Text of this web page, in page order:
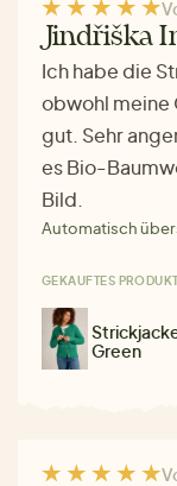
Jindřiška
Ich habe die
obwohl meine
gut. Sehr
es Bio-
Bild.
Automatisch
GEKAUFTES
Green